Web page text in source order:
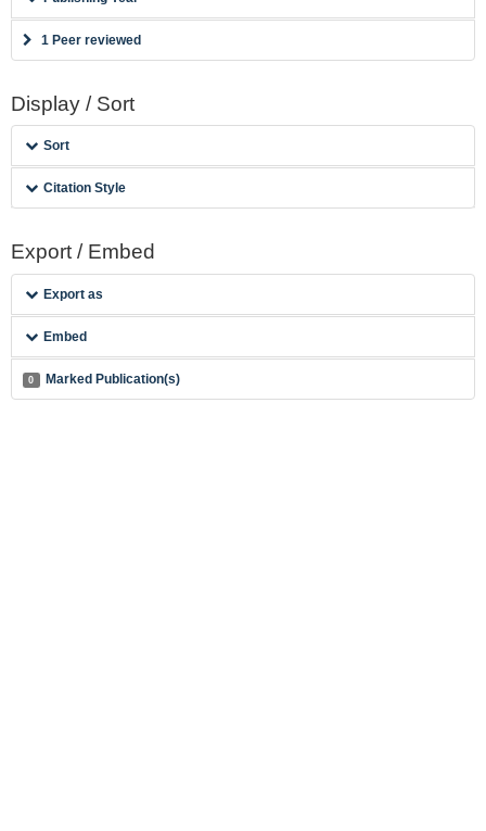
1 Peer reviewed
Display / Sort
Sort
Citation Style
Export / Embed
Export as
Embed
0 Marked Publication(s)